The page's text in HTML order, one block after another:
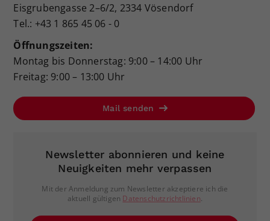
Eisgrubengasse 2–6/2, 2334 Vösendorf
Tel.: +43 1 865 45 06 - 0
Öffnungszeiten:
Montag bis Donnerstag: 9:00 – 14:00 Uhr
Freitag: 9:00 – 13:00 Uhr
Mail senden
Newsletter abonnieren und keine
Neuigkeiten mehr verpassen
Mit der Anmeldung zum Newsletter akzeptiere ich die
aktuell gültigen Datenschutzrichtlinien.